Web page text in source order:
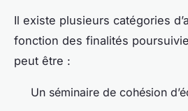
Il existe plusieurs catégories
fonction des finalités
peut être :
Un séminaire de cohésion